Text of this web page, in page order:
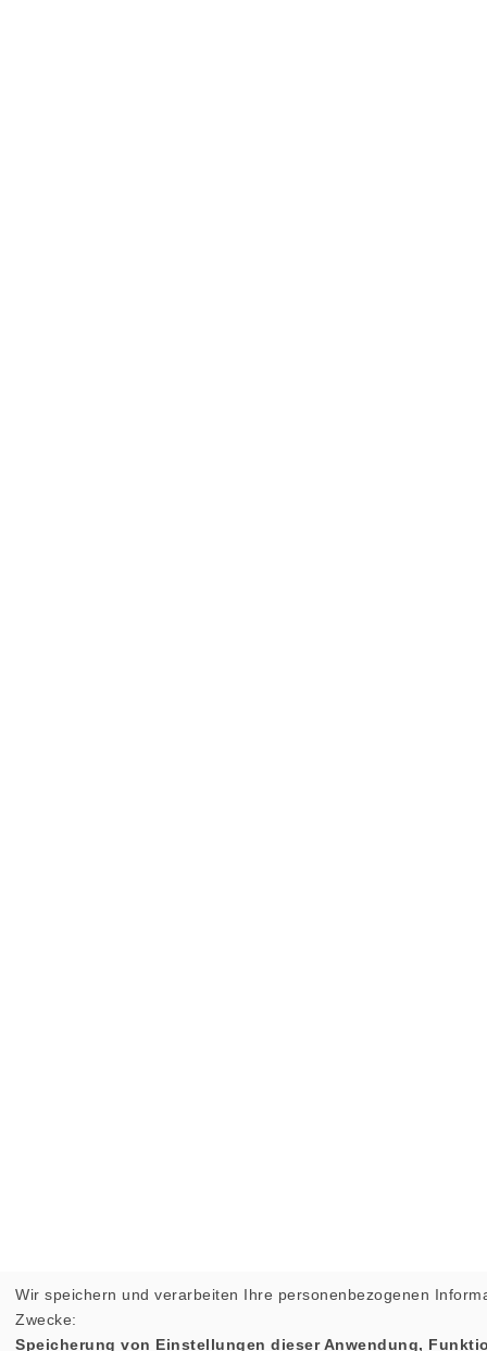
Wir speichern und verarbeiten Ihre personenbezogenen
Zwecke:
Speicherung von Einstellungen dieser Anwendung,